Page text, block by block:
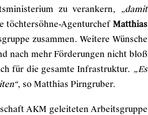
zu verankern,
„damit
töchtersöhne-AgenturchefMatthias
zusammen. Weitere Wünsche
nach mehr Förderungen nicht bloß
für die gesamte Infrastruktur. „Es
, so Matthias Pirngruber.
AKM geleiteten Arbeitsgruppe